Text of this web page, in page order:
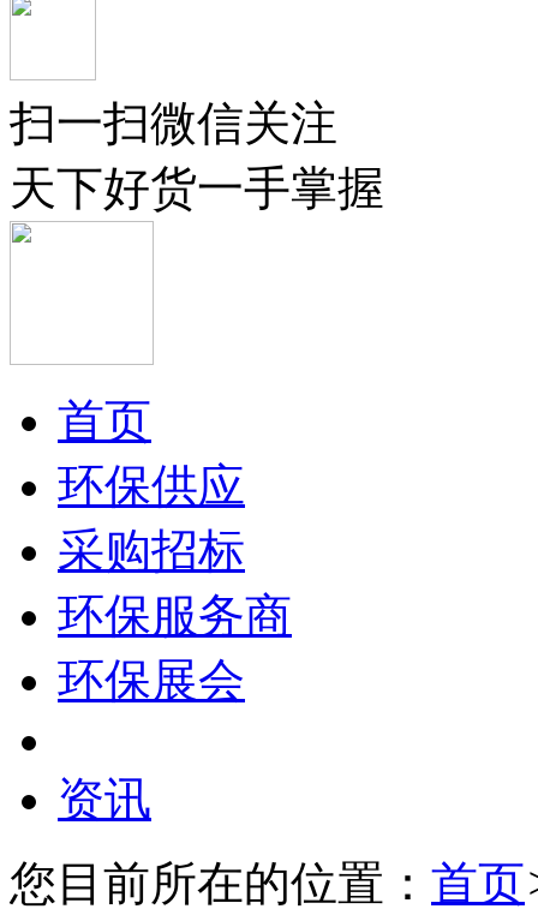
扫一扫微信关注
天下好货一手掌握
首页
环保供应
采购招标
环保服务商
环保展会
资讯
您目前所在的位置： 首页